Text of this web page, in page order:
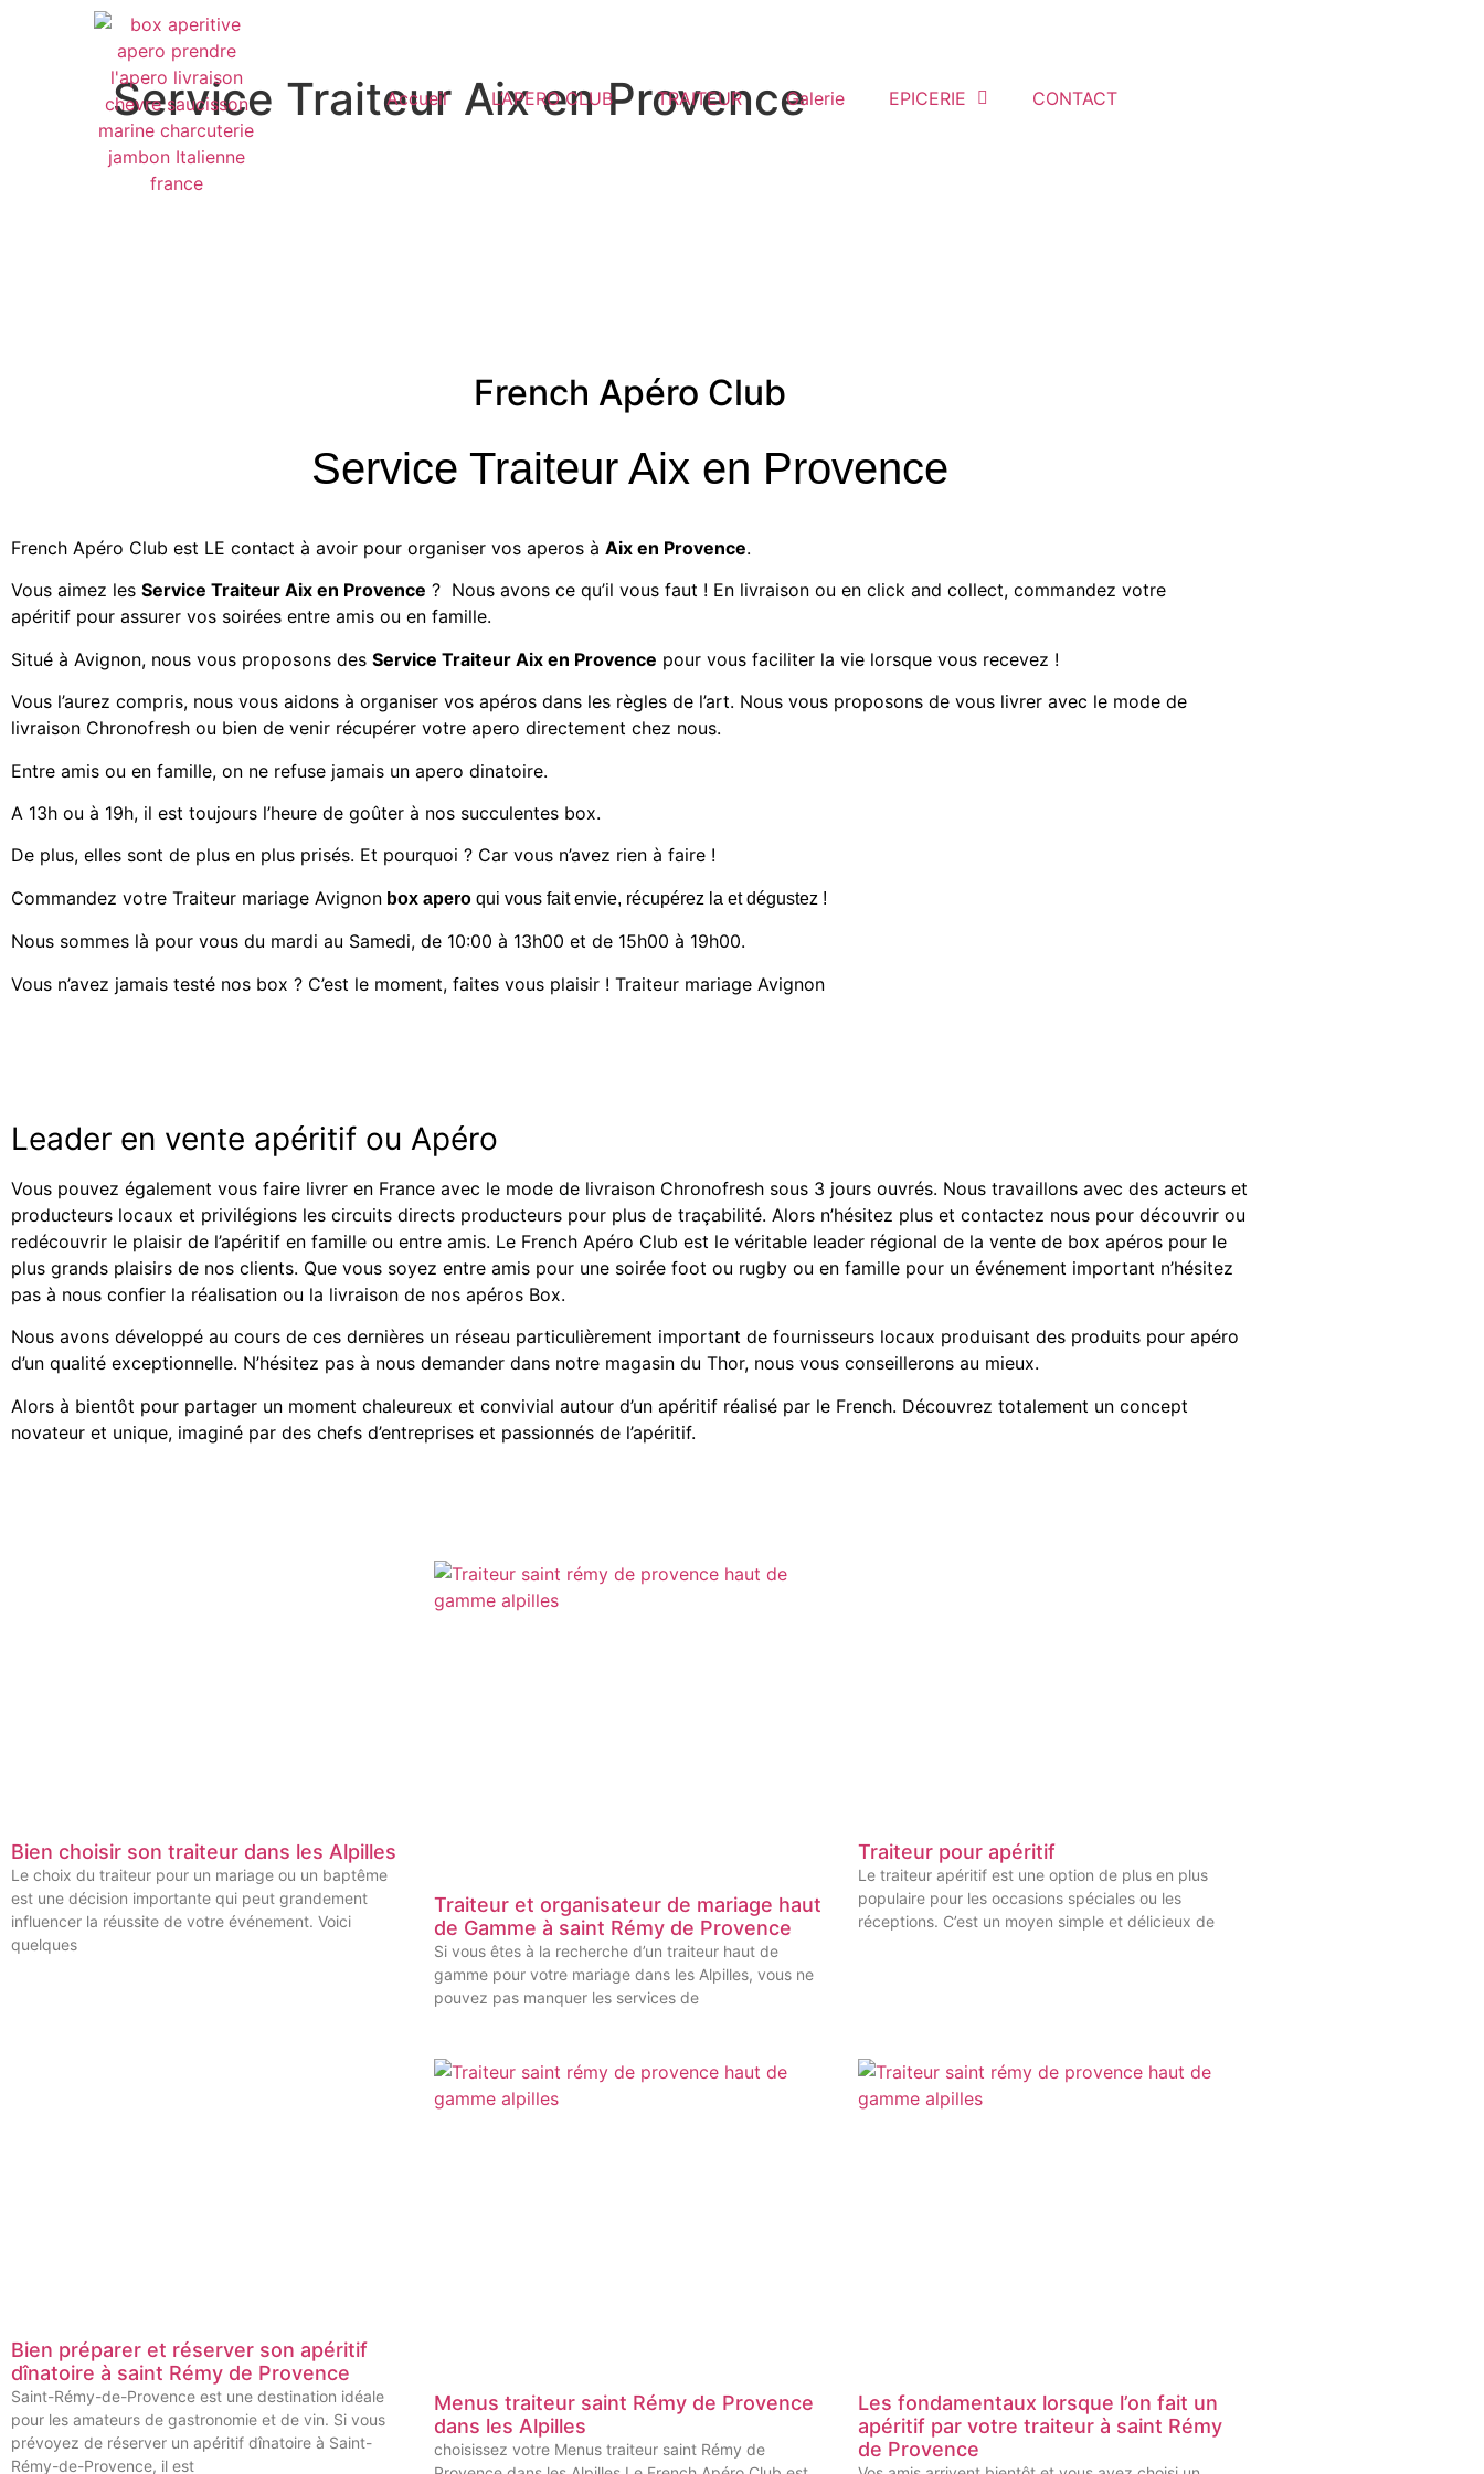
Accueil L’APERO CLUB TRAITEUR Galerie EPICERIE CONTACT
Service Traiteur Aix en Provence
French Apéro Club
Service Traiteur Aix en Provence
French Apéro Club est LE contact à avoir pour organiser vos aperos à Aix en Provence.
Vous aimez les Service Traiteur Aix en Provence ? Nous avons ce qu’il vous faut ! En livraison ou en click and collect, commandez votre
apéritif pour assurer vos soirées entre amis ou en famille.
Situé à Avignon, nous vous proposons des Service Traiteur Aix en Provence pour vous faciliter la vie lorsque vous recevez !
Vous l’aurez compris, nous vous aidons à organiser vos apéros dans les règles de l’art. Nous vous proposons de vous livrer avec le mode de
livraison Chronofresh ou bien de venir récupérer votre apero directement chez nous.
Entre amis ou en famille, on ne refuse jamais un apero dinatoire.
A 13h ou à 19h, il est toujours l’heure de goûter à nos succulentes box.
De plus, elles sont de plus en plus prisés. Et pourquoi ? Car vous n’avez rien à faire !
Commandez votre Traiteur mariage Avignon box apero qui vous fait envie, récupérez la et dégustez !
Nous sommes là pour vous du mardi au Samedi, de 10:00 à 13h00 et de 15h00 à 19h00.
Vous n’avez jamais testé nos box ? C’est le moment, faites vous plaisir ! Traiteur mariage Avignon
Leader en vente apéritif ou Apéro
Vous pouvez également vous faire livrer en France avec le mode de livraison Chronofresh sous 3 jours ouvrés. Nous travaillons avec des acteurs et
producteurs locaux et privilégions les circuits directs producteurs pour plus de traçabilité. Alors n’hésitez plus et contactez nous pour découvrir ou
redécouvrir le plaisir de l’apéritif en famille ou entre amis. Le French Apéro Club est le véritable leader régional de la vente de box apéros pour le
plus grands plaisirs de nos clients. Que vous soyez entre amis pour une soirée foot ou rugby ou en famille pour un événement important n’hésitez
pas à nous confier la réalisation ou la livraison de nos apéros Box.
Nous avons développé au cours de ces dernières un réseau particulièrement important de fournisseurs locaux produisant des produits pour apéro
d’un qualité exceptionnelle. N’hésitez pas à nous demander dans notre magasin du Thor, nous vous conseillerons au mieux.
Alors à bientôt pour partager un moment chaleureux et convivial autour d’un apéritif réalisé par le French. Découvrez totalement un concept
novateur et unique, imaginé par des chefs d’entreprises et passionnés de l’apéritif.
Bien choisir son traiteur dans les Alpilles
Le choix du traiteur pour un mariage ou un baptême
est une décision importante qui peut grandement
influencer la réussite de votre événement. Voici
quelques
Traiteur et organisateur de mariage haut
de Gamme à saint Rémy de Provence
Si vous êtes à la recherche d’un traiteur haut de
gamme pour votre mariage dans les Alpilles, vous ne
pouvez pas manquer les services de
Traiteur pour apéritif
Le traiteur apéritif est une option de plus en plus
populaire pour les occasions spéciales ou les
réceptions. C’est un moyen simple et délicieux de
Bien préparer et réserver son apéritif
dînatoire à saint Rémy de Provence
Saint-Rémy-de-Provence est une destination idéale
pour les amateurs de gastronomie et de vin. Si vous
prévoyez de réserver un apéritif dînatoire à Saint-
Rémy-de-Provence, il est
Menus traiteur saint Rémy de Provence
dans les Alpilles
choisissez votre Menus traiteur saint Rémy de
Les fondamentaux lorsque l’on fait un
apéritif par votre traiteur à saint Rémy
de Provence